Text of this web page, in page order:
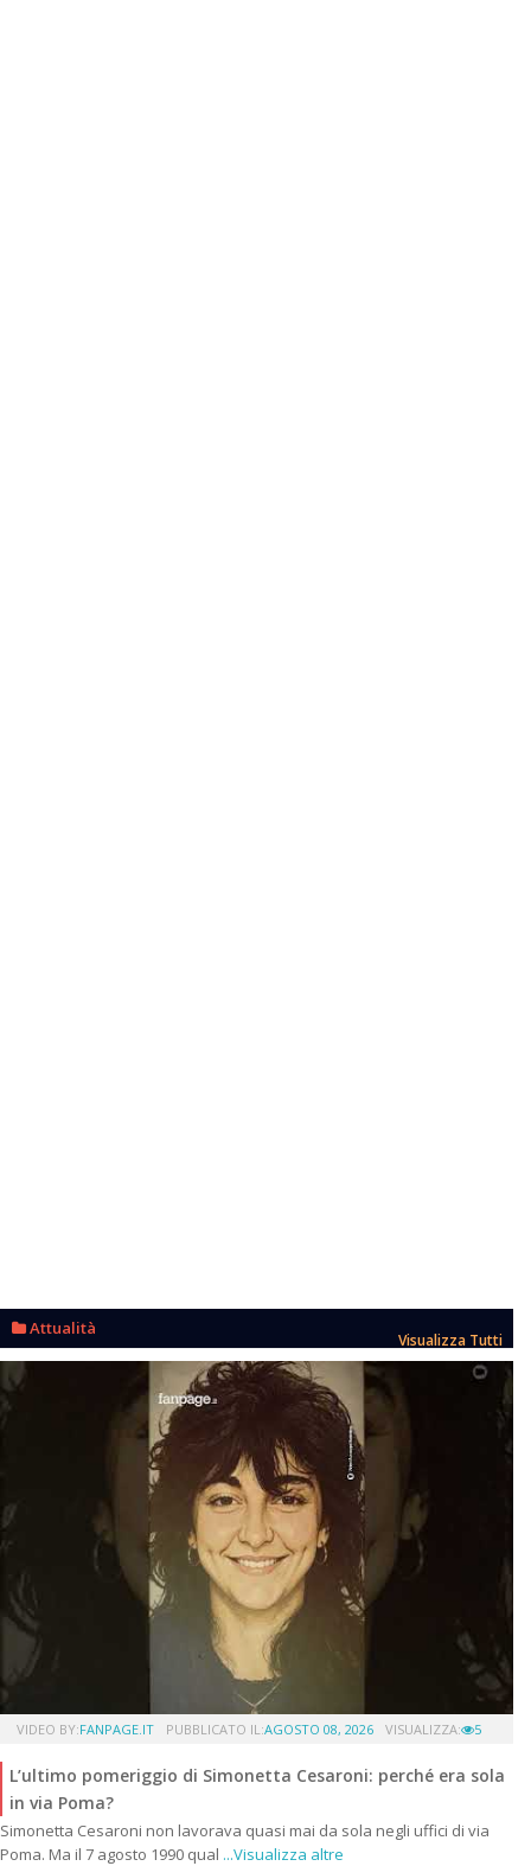
Attualità
Visualizza Tutti
VIDEO BY:FANPAGE.IT PUBBLICATO IL:AGOSTO 08, 2026 VISUALIZZA: 5
L’ultimo pomeriggio di Simonetta Cesaroni: perché era sola
in via Poma?
Simonetta Cesaroni non lavorava quasi mai da sola negli uffici di via
Poma. Ma il 7 agosto 1990 qual ...Visualizza altre